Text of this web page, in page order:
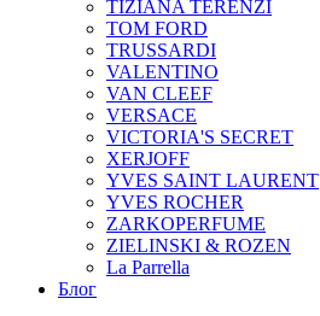
TIZIANA TERENZI
TOM FORD
TRUSSARDI
VALENTINO
VAN CLEEF
VERSACE
VICTORIA'S SECRET
XERJOFF
YVES SAINT LAURENT
YVES ROCHER
ZARKOPERFUME
ZIELINSKI & ROZEN
La Parrella
Блог